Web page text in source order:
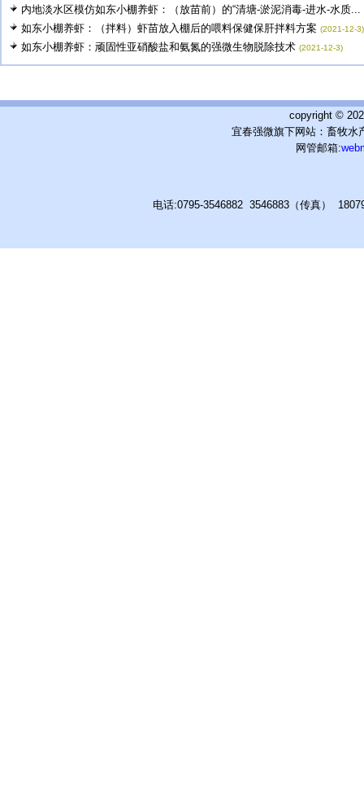
内地淡水区模仿如东小棚养虾：（放苗前）的“清塘-淤泥消毒-进水-水质...
如东小棚养虾：（拌料）虾苗放入棚后的喂料保健保肝拌料方案 (2021-12-3)
如东小棚养虾：顽固性亚硝酸盐和氨氮的强微生物脱除技术 (2021-12-3)
copyright ©
宜春强微旗下网站：畜牧水
网管邮箱:
电话:0795-3546882 3546883（传真）